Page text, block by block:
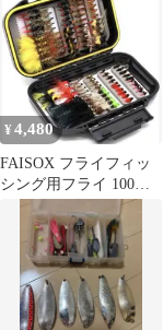
¥ 4,480
FAISOX フライフィッ
シング用フライ 100本
セット ケース付 釣り